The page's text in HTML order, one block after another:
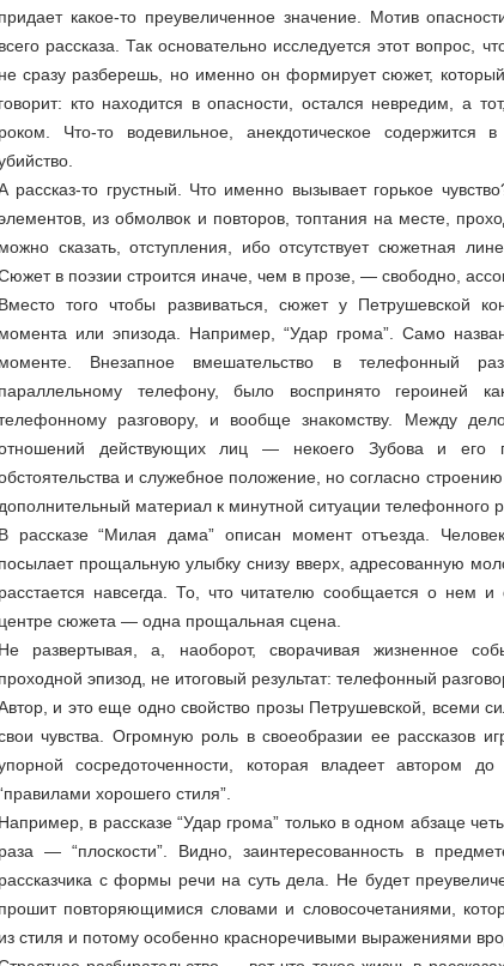
придает какое-то преувеличенное значение. Мотив
всего рассказа. Так основательно исследуется этот вопрос,
не сразу разберешь, но именно он формирует сюжет,
говорит: кто находится в опасности, остался невредим, а
роком. Что-то водевильное, анекдотическое содержится
рассказ-то грустный. Что именно вызывает горькое
из обмолвок и повторов, топтания на месте,
можно сказать, отступления, ибо отсутствует сюжетная
в поэзии строится иначе, чем в прозе, — свободно,
Вместо того чтобы развиваться, сюжет у Петрушевской
момента или эпизода. Например, “Удар грома”. Само
моменте. Внезапное вмешательство в телефонный
параллельному телефону, было воспринято героиней
разговору, и вообще знакомству. Между
действующих лиц — некоего Зубова и его
и служебное положение, но согласно
дополнительный материал к минутной ситуации телефонного
В рассказе “Милая дама” описан момент отъезда.
посылает прощальную улыбку снизу вверх, адресованную
расстается навсегда. То, что читателю сообщается о нем
центре сюжета — одна прощальная сцена.
Не развертывая, а, наоборот, сворачивая жизненное
проходной эпизод, не итоговый результат: телефонный
и это еще одно свойство прозы Петрушевской, всеми
чувства. Огромную роль в своеобразии ее рассказов
сосредоточенности, которая владеет автором
хорошего стиля”.
Например, в рассказе “Удар грома” только в одном абзаце
раза — “плоскости”. Видно, заинтересованность в
рассказчика с формы речи на суть дела. Не будет
прошит повторяющимися словами и словосочетаниями,
из стиля и потому особенно красноречивыми выражениями